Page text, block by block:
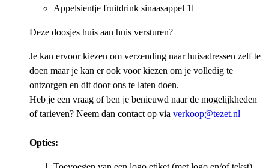
Appelsientje fruitdrink sinaasappel 1l
Deze doosjes huis aan huis versturen?
Je kan ervoor kiezen om verzending naar huisadressen zelf te
doen maar je kan er ook voor kiezen om je volledig te
ontzorgen en dit door ons te laten doen.
Heb je een vraag of ben je benieuwd naar de mogelijkheden
of tarieven? Neem dan contact op via verkoop@tezet.nl
Opties: